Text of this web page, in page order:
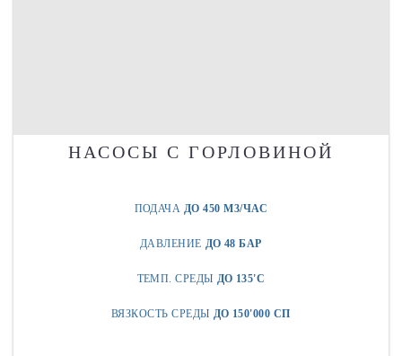
НАСОСЫ С ГОРЛОВИНОЙ
ПОДАЧА ДО 450 М3/ЧАС
ДАВЛЕНИЕ ДО 48 БАР
ТЕМП. СРЕДЫ ДО 135'C
ВЯЗКОСТЬ СРЕДЫ ДО 150'000 СП